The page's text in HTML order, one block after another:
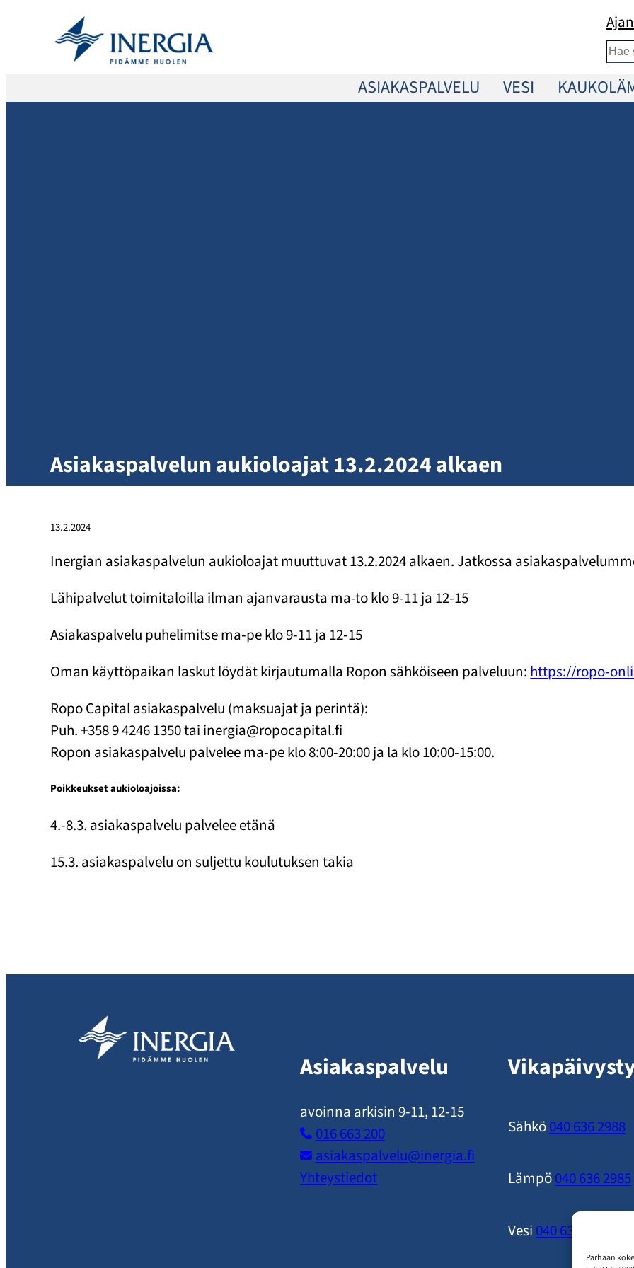
Parhaan
sisältöön
Etsi
ASIAKASPALVELU VESI
Asiakaspalvelun aukioloajat 13.2.2024 alkaen
13.2.2024
Inergian asiakaspalvelun aukioloajat muuttuvat 13.2.2024 alkaen. Jatkossa
Lähipalvelut toimitaloilla ilman ajanvarausta ma-to klo 9-11 ja 12-15
Asiakaspalvelu puhelimitse ma-pe klo 9-11 ja 12-15
Oman käyttöpaikan laskut löydät kirjautumalla Ropon sähköiseen palveluun: https://ropo-
Ropo Capital asiakaspalvelu (maksuajat ja perintä):
Puh. +358 9 4246 1350 tai inergia@ropocapital.fi
Ropon asiakaspalvelu palvelee ma-pe klo 8:00-20:00 ja la klo 10:00-15:00.
Poikkeukset aukioloajoissa:
4.-8.3. asiakaspalvelu palvelee etänä
15.3. asiakaspalvelu on suljettu koulutuksen takia
Asiakaspalvelu
avoinna arkisin 9-11, 12-15
016 663 200
asiakaspalvelu​@inergia.fi
Yhteystiedot
Sähkö040 636 2988
Lämpö040 636 2985
Vesi 040 636 2989